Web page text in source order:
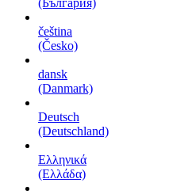
(България)
čeština
(Česko)
dansk
(Danmark)
Deutsch
(Deutschland)
Ελληνικά
(Ελλάδα)